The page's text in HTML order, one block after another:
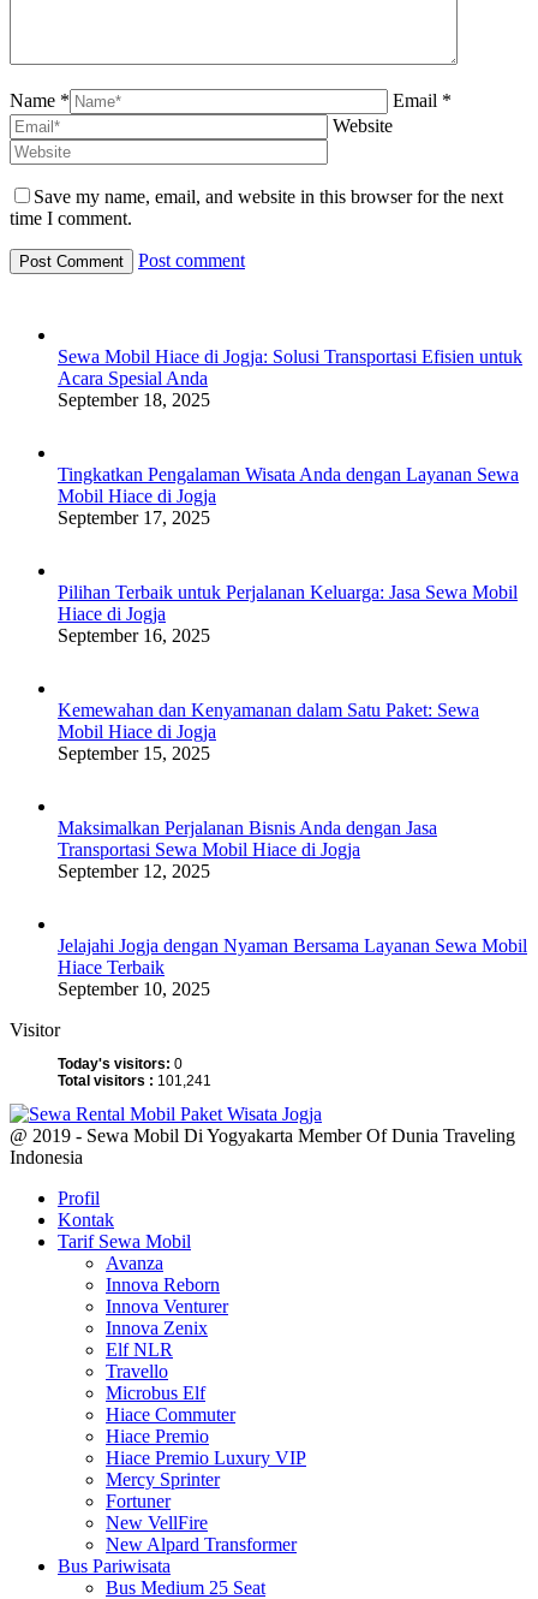
Name *
Email *
Website
Save my name, email, and website in this browser for the next
time I comment.
Post comment
Sewa Mobil Hiace di Jogja: Solusi Transportasi Efisien untuk
Acara Spesial Anda
September 18, 2025
Tingkatkan Pengalaman Wisata Anda dengan Layanan Sewa
Mobil Hiace di Jogja
September 17, 2025
Pilihan Terbaik untuk Perjalanan Keluarga: Jasa Sewa Mobil
Hiace di Jogja
September 16, 2025
Kemewahan dan Kenyamanan dalam Satu Paket: Sewa
Mobil Hiace di Jogja
September 15, 2025
Maksimalkan Perjalanan Bisnis Anda dengan Jasa
Transportasi Sewa Mobil Hiace di Jogja
September 12, 2025
Jelajahi Jogja dengan Nyaman Bersama Layanan Sewa Mobil
Hiace Terbaik
September 10, 2025
Visitor
Today's visitors: 0
Total visitors : 101,241
@ 2019 - Sewa Mobil Di Yogyakarta Member Of Dunia Traveling
Indonesia
Profil
Kontak
Tarif Sewa Mobil
Avanza
Innova Reborn
Innova Venturer
Innova Zenix
Elf NLR
Travello
Microbus Elf
Hiace Commuter
Hiace Premio
Hiace Premio Luxury VIP
Mercy Sprinter
Fortuner
New VellFire
New Alpard Transformer
Bus Pariwisata
Bus Medium 25 Seat